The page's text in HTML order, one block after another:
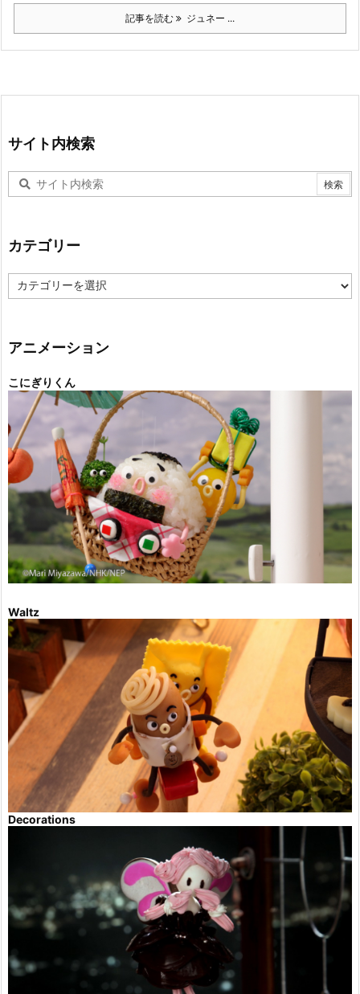
記事を読む ジュネー ...
サイト内検索
カテゴリー
テ
ー
アニメーション
こにぎりくん
Waltz
Decorations